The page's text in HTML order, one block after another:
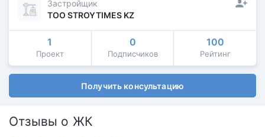
Застройщик
ТОО STROYTIMES KZ
1
Проект
0
Подписчиков
100
Рейтинг
Получить консультацию
Отзывы о ЖК